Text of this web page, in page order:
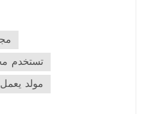
السكنية وحتى المواقع
تستخدم
مولد